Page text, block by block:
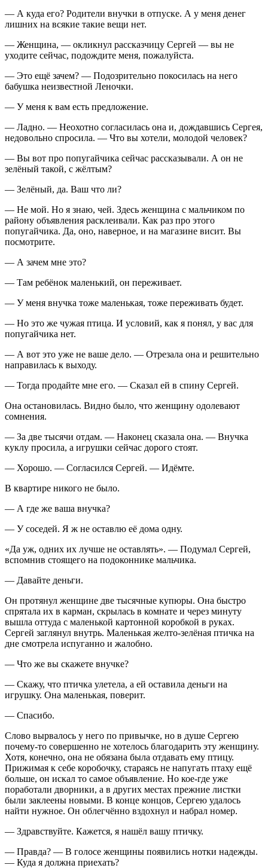
— А куда его? Родители внучки в отпуске. А у меня денег
лишних на всякие такие вещи нет.
— Женщина, — окликнул рассказчицу Сергей — вы не
уходите сейчас, подождите меня, пожалуйста.
— Это ещё зачем? — Подозрительно покосилась на него
бабушка неизвестной Леночки.
— У меня к вам есть предложение.
— Ладно. — Неохотно согласилась она и, дождавшись Сергея,
недовольно спросила. — Что вы хотели, молодой человек?
— Вы вот про попугайчика сейчас рассказывали. А он не
зелёный такой, с жёлтым?
— Зелёный, да. Ваш что ли?
— Не мой. Но я знаю, чей. Здесь женщина с мальчиком по
району объявления расклеивали. Как раз про этого
попугайчика. Да, оно, наверное, и на магазине висит. Вы
посмотрите.
— А зачем мне это?
— Там ребёнок маленький, он переживает.
— У меня внучка тоже маленькая, тоже переживать будет.
— Но это же чужая птица. И условий, как я понял, у вас для
попугайчика нет.
— А вот это уже не ваше дело. — Отрезала она и решительно
направилась к выходу.
— Тогда продайте мне его. — Сказал ей в спину Сергей.
Она остановилась. Видно было, что женщину одолевают
сомнения.
— За две тысячи отдам. — Наконец сказала она. — Внучка
куклу просила, а игрушки сейчас дорого стоят.
— Хорошо. — Согласился Сергей. — Идёмте.
В квартире никого не было.
— А где же ваша внучка?
— У соседей. Я ж не оставлю её дома одну.
«Да уж, одних их лучше не оставлять». — Подумал Сергей,
вспомнив стоящего на подоконнике мальчика.
— Давайте деньги.
Он протянул женщине две тысячные купюры. Она быстро
спрятала их в карман, скрылась в комнате и через минуту
вышла оттуда с маленькой картонной коробкой в руках.
Сергей заглянул внутрь. Маленькая желто-зелёная птичка на
дне смотрела испуганно и жалобно.
— Что же вы скажете внучке?
— Скажу, что птичка улетела, а ей оставила деньги на
игрушку. Она маленькая, поверит.
— Спасибо.
Слово вырвалось у него по привычке, но в душе Сергею
почему-то совершенно не хотелось благодарить эту женщину.
Хотя, конечно, она не обязана была отдавать ему птицу.
Прижимая к себе коробочку, стараясь не напугать птаху ещё
больше, он искал то самое объявление. Но кое-где уже
поработали дворники, а в других местах прежние листки
были заклеены новыми. В конце концов, Сергею удалось
найти нужное. Он облегчённо вздохнул и набрал номер.
— Здравствуйте. Кажется, я нашёл вашу птичку.
— Правда? — В голосе женщины появились нотки надежды.
— Куда я должна приехать?